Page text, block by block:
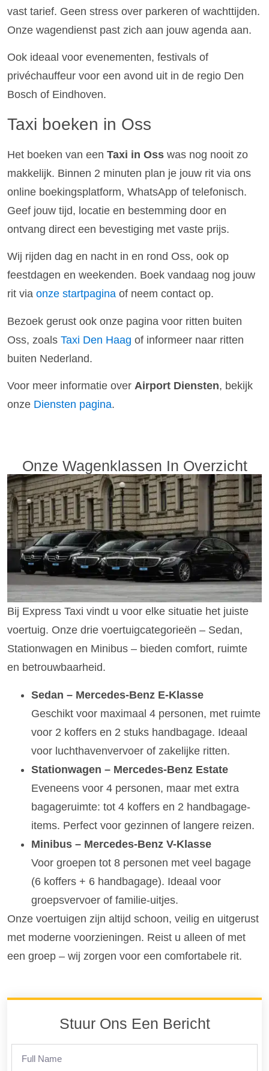
vast tarief. Geen stress over parkeren of wachttijden.
Onze wagendienst past zich aan jouw agenda aan.
Ook ideaal voor evenementen, festivals of
privéchauffeur voor een avond uit in de regio Den
Bosch of Eindhoven.
Taxi boeken in Oss
Het boeken van een Taxi in Oss was nog nooit zo
makkelijk. Binnen 2 minuten plan je jouw rit via ons
online boekingsplatform, WhatsApp of telefonisch.
Geef jouw tijd, locatie en bestemming door en
ontvang direct een bevestiging met vaste prijs.
Wij rijden dag en nacht in en rond Oss, ook op
feestdagen en weekenden. Boek vandaag nog jouw
rit via onze startpagina of neem contact op.
Bezoek gerust ook onze pagina voor ritten buiten
Oss, zoals Taxi Den Haag of informeer naar ritten
buiten Nederland.
Voor meer informatie over Airport Diensten, bekijk
onze Diensten pagina.
Onze Wagenklassen In Overzicht
Bij Express Taxi vindt u voor elke situatie het juiste
voertuig. Onze drie voertuigcategorieën – Sedan,
Stationwagen en Minibus – bieden comfort, ruimte
en betrouwbaarheid.
Sedan – Mercedes-Benz E-Klasse
Geschikt voor maximaal 4 personen, met ruimte
voor 2 koffers en 2 stuks handbagage. Ideaal
voor luchthavenvervoer of zakelijke ritten.
Stationwagen – Mercedes-Benz Estate
Eveneens voor 4 personen, maar met extra
bagageruimte: tot 4 koffers en 2 handbagage-
items. Perfect voor gezinnen of langere reizen.
Minibus – Mercedes-Benz V-Klasse
Voor groepen tot 8 personen met veel bagage
(6 koffers + 6 handbagage). Ideaal voor
groepsvervoer of familie-uitjes.
Onze voertuigen zijn altijd schoon, veilig en uitgerust
met moderne voorzieningen. Reist u alleen of met
een groep – wij zorgen voor een comfortabele rit.
Stuur Ons Een Bericht